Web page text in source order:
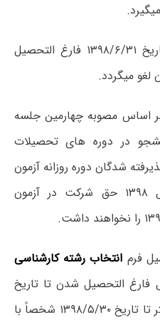
۱۱- داوطلبان باید حداکثر تا تاریخ ۱۳۹۸/۶/۳۱ فارغ التحصیل
لغو میگردد.
اساس مصوبه چهارمین جلسه
در دوره های تحصیلات
۱۳۹۵/۱۰/۱۸ کلیه پذیرفته شدگان دوره روزانه آزمون
کارشناسی ارشد ناپیوسته سال ۱۳۹۸ حق شرکت در آزمون
فرم انتخاب رشته کارشناسی
فارغ التحصیل شدن تا تاریخ
فوق را نمیدهد، لازم است حداکثر تا تاریخ ۱۳۹۸/۵/۳۰ شخصاً با